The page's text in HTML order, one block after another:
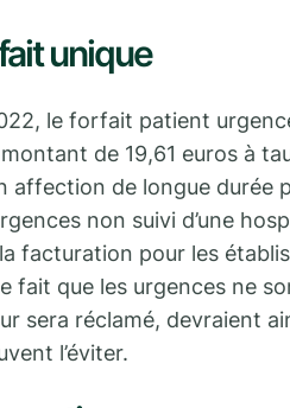
unique
le forfait patient
montant de 19,61 euros à
affection de longue durée
non suivi d’une
facturation pour les
fait que les urgences ne
sera réclamé, devraient
l’éviter.